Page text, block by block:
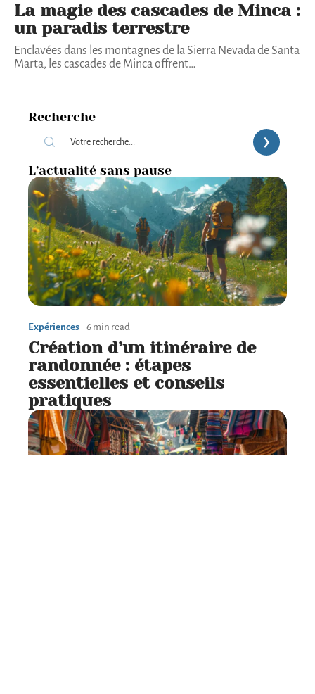
La magie des cascades de Minca :
un paradis terrestre
Enclavées dans les montagnes de la Sierra Nevada de Santa
Marta, les cascades de Minca offrent…
Recherche
L’actualité sans pause
Expériences 6 min read
Création d’un itinéraire de
randonnée : étapes
essentielles et conseils
pratiques